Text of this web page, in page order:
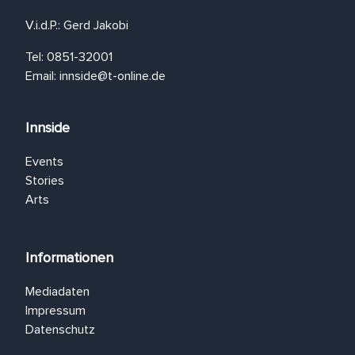
V.i.d.P.: Gerd Jakobi
Tel: 0851-32001
Email: innside@t-online.de
Innside
Events
Stories
Arts
Informationen
Mediadaten
Impressum
Datenschutz